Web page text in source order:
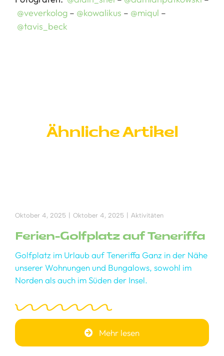
@veverkolog– @kowalikus – @miqul –
@tavis_beck
Ähnliche Artikel
Oktober 4, 2025 Oktober 4, 2025 Aktivitäten
Ferien-Golfplatz auf Teneriffa
Golfplatz im Urlaub auf Teneriffa Ganz in der Nähe
unserer Wohnungen und Bungalows, sowohl im
Norden als auch im Süden der Insel.
Mehr lesen